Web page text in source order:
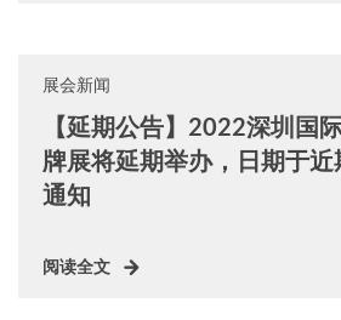
展会新闻
【延期公告】2022深圳国
牌展将延期举办，日期于近
通知
阅读全文